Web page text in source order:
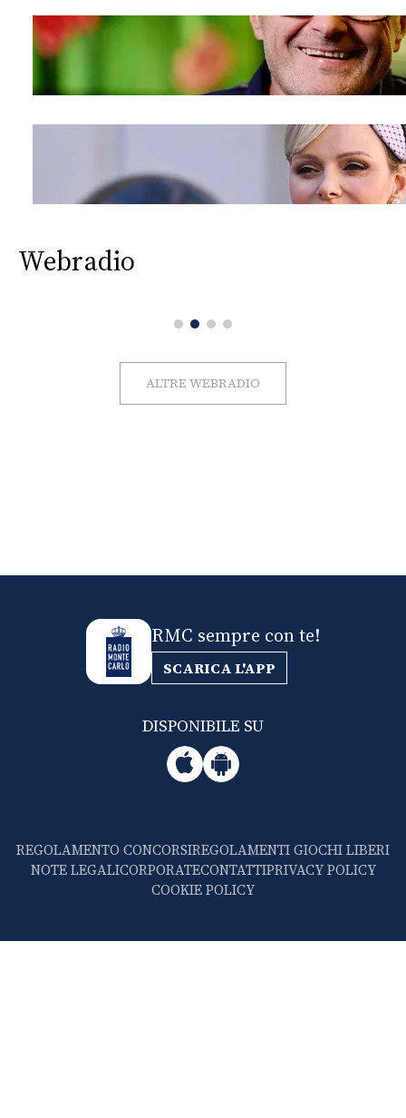
Webradio
ALTRE WEBRADIO
RMC sempre con te!
SCARICA L'APP
DISPONIBILE SU
REGOLAMENTO CONCORSIREGOLAMENTI GIOCHI LIBERI
NOTE LEGALICORPORATECONTATTIPRIVACY POLICY
COOKIE POLICY